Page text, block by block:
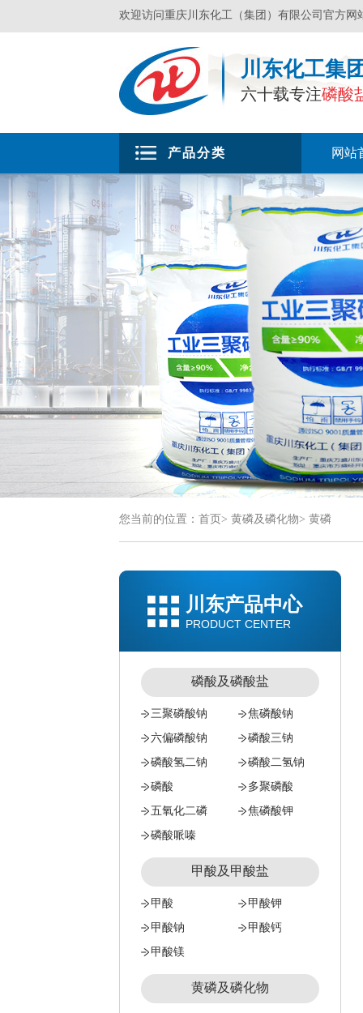
欢迎访问重庆川东化工（集团）有限公司官方网
川东化工集
六十载专注磷酸
产品分类 网站
您当前的位置： 首页 > 黄磷及磷化物> 黄磷
川东产品中心
PRODUCT CENTER
磷酸及磷酸盐
三聚磷酸钠
焦磷酸钠
六偏磷酸钠
磷酸三钠
磷酸氢二钠
磷酸二氢钠
磷酸
多聚磷酸
五氧化二磷
焦磷酸钾
磷酸哌嗪
甲酸及甲酸盐
甲酸
甲酸钾
甲酸钠
甲酸钙
甲酸镁
黄磷及磷化物